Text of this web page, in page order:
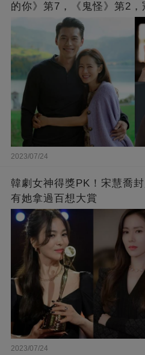
的你》第7，《鬼怪》第2
2023/07/24
韓劇女神得獎PK！宋慧喬
有她拿過百想大賞
2023/07/24